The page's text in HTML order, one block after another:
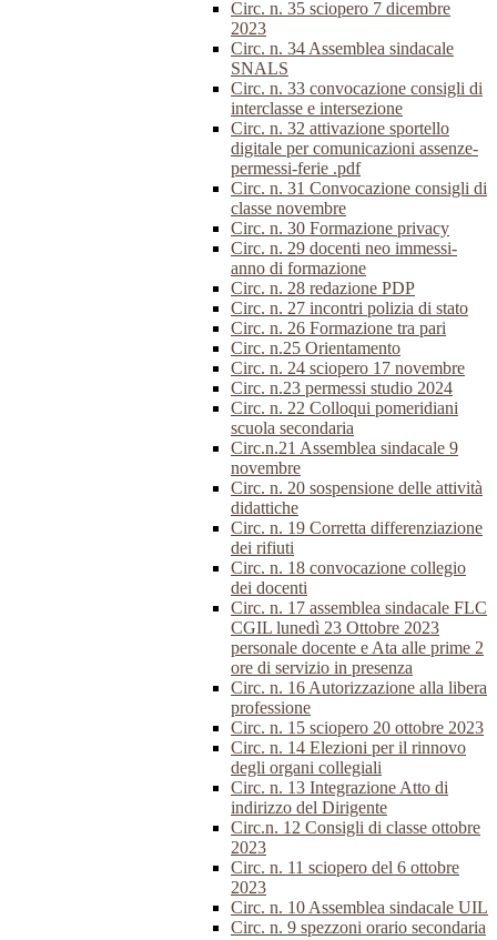
Circ. n. 35 sciopero 7 dicembre
2023
Circ. n. 34 Assemblea sindacale
SNALS
Circ. n. 33 convocazione consigli di
interclasse e intersezione
Circ. n. 32 attivazione sportello
digitale per comunicazioni assenze-
permessi-ferie .pdf
Circ. n. 31 Convocazione consigli di
classe novembre
Circ. n. 30 Formazione privacy
Circ. n. 29 docenti neo immessi-
anno di formazione
Circ. n. 28 redazione PDP
Circ. n. 27 incontri polizia di stato
Circ. n. 26 Formazione tra pari
Circ. n.25 Orientamento
Circ. n. 24 sciopero 17 novembre
Circ. n.23 permessi studio 2024
Circ. n. 22 Colloqui pomeridiani
scuola secondaria
Circ.n.21 Assemblea sindacale 9
novembre
Circ. n. 20 sospensione delle attività
didattiche
Circ. n. 19 Corretta differenziazione
dei rifiuti
Circ. n. 18 convocazione collegio
dei docenti
Circ. n. 17 assemblea sindacale FLC
CGIL lunedì 23 Ottobre 2023
personale docente e Ata alle prime 2
ore di servizio in presenza
Circ. n. 16 Autorizzazione alla libera
professione
Circ. n. 15 sciopero 20 ottobre 2023
Circ. n. 14 Elezioni per il rinnovo
degli organi collegiali
Circ. n. 13 Integrazione Atto di
indirizzo del Dirigente
Circ.n. 12 Consigli di classe ottobre
2023
Circ. n. 11 sciopero del 6 ottobre
2023
Circ. n. 10 Assemblea sindacale UIL
Circ. n. 9 spezzoni orario secondaria